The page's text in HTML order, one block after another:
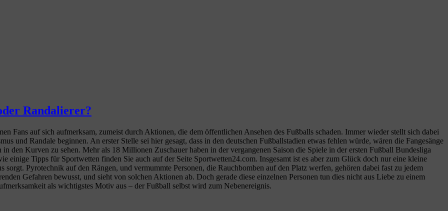
Randalierer?
Fans auf sich aufmerksam, zumeist durch Aktionen, die dem öffentlichen Ansehen des Fußballs schaden. Immer wieder stellt sich dabei
und Randale beginnen. An erster Stelle sei hier gesagt, dass in den deutschen Fußballstadien etwas fehlen würde, wären die Fangesänge
den Kurven zu sehen. Mehr als 18 Millionen Zuschauer haben in der vergangenen Saison die Spiele in der ersten Fußball Bundesliga
einige Tipps für Sportwetten finden Sie auch auf der Seite Sportwetten24.com. Insgesamt ist es aber zum Glück doch nur eine kleine
Pyrotechnik auf den Rängen, und vermummte Personen, die Rauchbomben auf den Platz werfen, gehören dabei fast zu jedem
Gefahren bewusst, und sieht von solchen Aktionen ab. Doch gerade diese einzelnen Personen tun dies nicht aus Liebe zu einem
als wichtigstes Motiv aus – der Fußball selbst wird zum Nebenereignis.